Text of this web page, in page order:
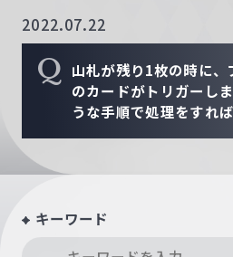
2022.07.22
Q 山札が残り1枚の時に、
のカードがトリガーし
うな手順で処理をすれ
キーワード